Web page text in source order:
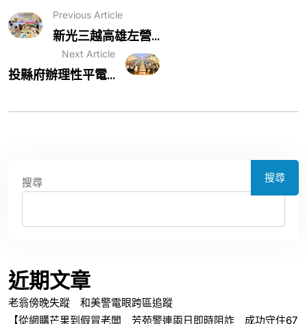
Previous Article
新光三越高雄左營...
Next Article
投縣府辦理性平電...
搜尋 搜尋
近期文章
老翁傍晚失蹤 和美警電眼跨區追蹤
【從網購芒果到假冒老闆 芳苑警連兩日即時阻詐 成功守住67